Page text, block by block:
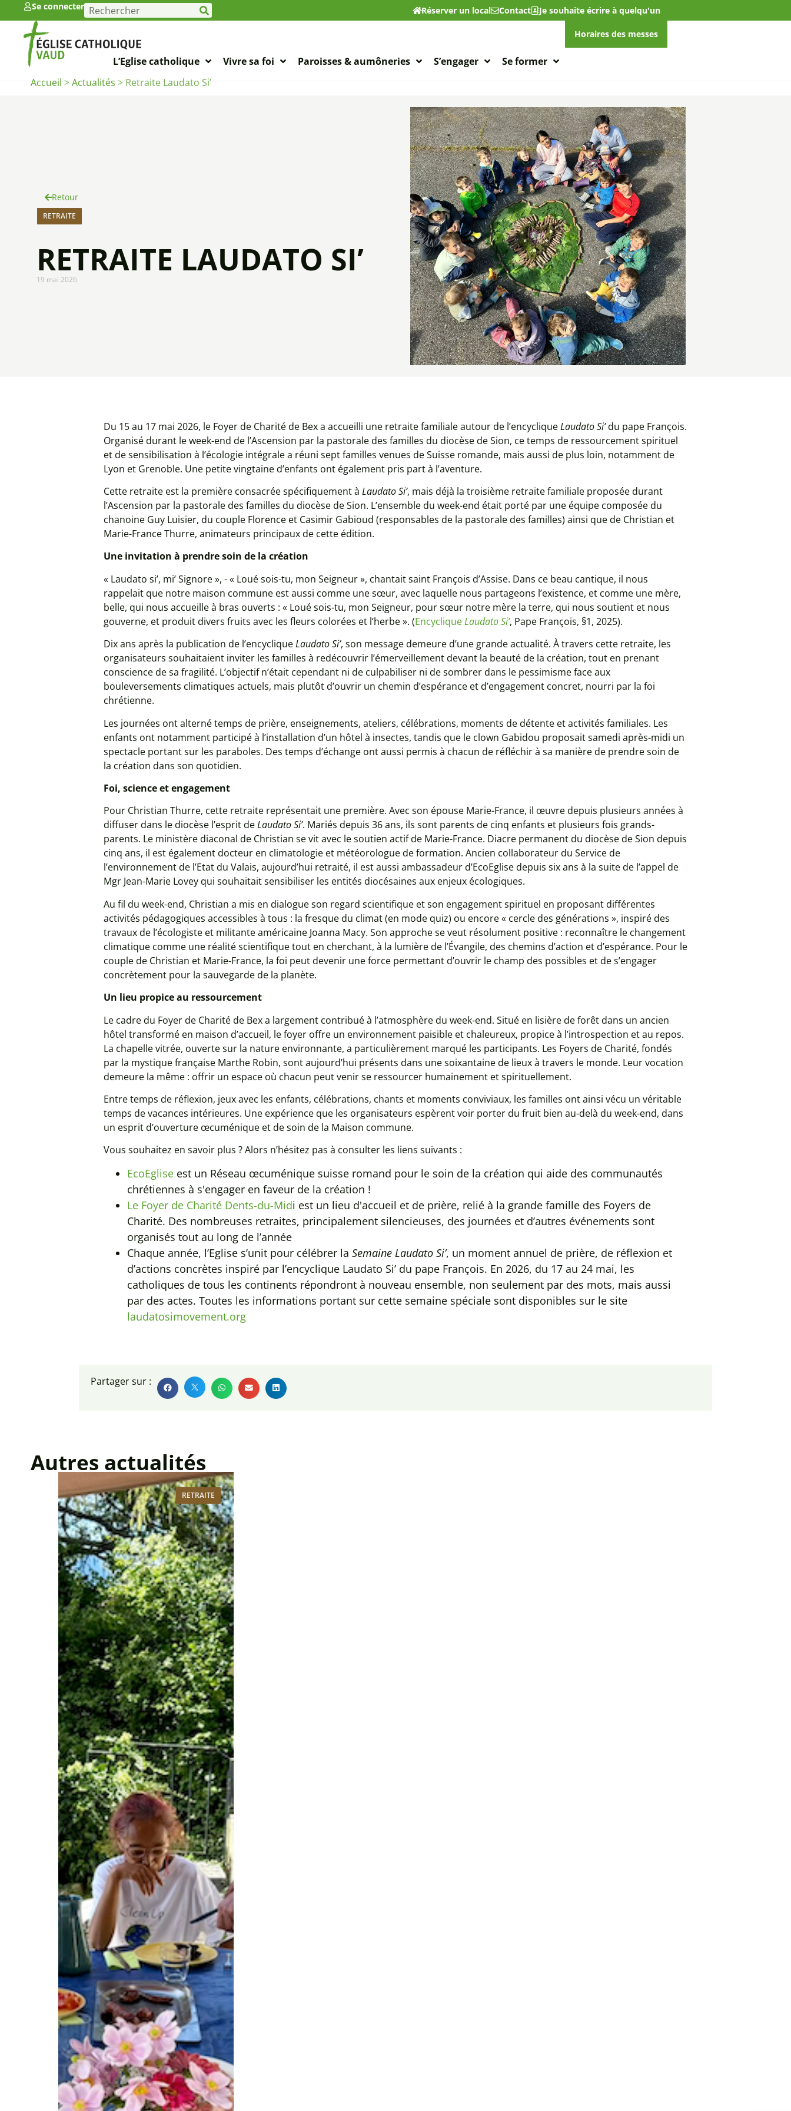
Se connecter Réserver un local Contact Je souhaite écrire à quelqu'un
L’Eglise catholique Vivre sa foi Paroisses & aumôneries S’engager Se former
Horaires des messes
Accueil >Actualités > Retraite Laudato Si’
Retour
RETRAITE
RETRAITE LAUDATO SI’
19 mai 2026
Du 15 au 17 mai 2026, le Foyer de Charité de Bex a accueilli une retraite familiale autour de l’encycliqueLaudato Si’du pape François.
Organisé durant le week-end de l’Ascension par la pastorale des familles du diocèse de Sion, ce temps de ressourcement spirituel
et de sensibilisation à l’écologie intégrale a réuni sept familles venues de Suisse romande, mais aussi de plus loin, notamment de
Lyon et Grenoble. Une petite vingtaine d’enfants ont également pris part à l’aventure.
Cette retraite est la première consacrée spécifiquement à Laudato Si’, mais déjà la troisième retraite familiale proposée durant
l’Ascension par la pastorale des familles du diocèse de Sion. L’ensemble du week-end était porté par une équipe composée du
chanoine Guy Luisier, du couple Florence et Casimir Gabioud (responsables de la pastorale des familles) ainsi que de Christian et
Marie-France Thurre, animateurs principaux de cette édition.
Une invitation à prendre soin de la création
« Laudato si’, mi’ Signore », - « Loué sois-tu, mon Seigneur », chantait saint François d’Assise. Dans ce beau cantique, il nous
rappelait que notre maison commune est aussi comme une sœur, avec laquelle nous partageons l’existence, et comme une mère,
belle, qui nous accueille à bras ouverts : « Loué sois-tu, mon Seigneur, pour sœur notre mère la terre, qui nous soutient et nous
gouverne, et produit divers fruits avec les fleurs colorées et l’herbe ». (EncycliqueLaudato Si’, Pape François, §1, 2025).
Dix ans après la publication de l’encycliqueLaudato Si’, son message demeure d’une grande actualité. À travers cette retraite, les
organisateurs souhaitaient inviter les familles à redécouvrir l’émerveillement devant la beauté de la création, tout en prenant
conscience de sa fragilité. L’objectif n’était cependant ni de culpabiliser ni de sombrer dans le pessimisme face aux
bouleversements climatiques actuels, mais plutôt d’ouvrir un chemin d’espérance et d’engagement concret, nourri par la foi
chrétienne.
Les journées ont alterné temps de prière, enseignements, ateliers, célébrations, moments de détente et activités familiales. Les
enfants ont notamment participé à l’installation d’un hôtel à insectes, tandis que le clown Gabidou proposait samedi après-midi un
spectacle portant sur les paraboles. Des temps d’échange ont aussi permis à chacun de réfléchir à sa manière de prendre soin de
la création dans son quotidien.
Foi, science et engagement
Pour Christian Thurre, cette retraite représentait une première. Avec son épouse Marie-France, il œuvre depuis plusieurs années à
diffuser dans le diocèse l’esprit deLaudato Si’. Mariés depuis 36 ans, ils sont parents de cinq enfants et plusieurs fois grands-
parents. Le ministère diaconal de Christian se vit avec le soutien actif de Marie-France. Diacre permanent du diocèse de Sion depuis
cinq ans, il est également docteur en climatologie et météorologue de formation. Ancien collaborateur du Service de
l’environnement de l’Etat du Valais, aujourd’hui retraité, il est aussi ambassadeur d’EcoEglise depuis six ans à la suite de l’appel de
Mgr Jean-Marie Lovey qui souhaitait sensibiliser les entités diocésaines aux enjeux écologiques.
Au fil du week-end, Christian a mis en dialogue son regard scientifique et son engagement spirituel en proposant différentes
activités pédagogiques accessibles à tous : la fresque du climat (en mode quiz) ou encore « cercle des générations », inspiré des
travaux de l’écologiste et militante américaine Joanna Macy. Son approche se veut résolument positive : reconnaître le changement
climatique comme une réalité scientifique tout en cherchant, à la lumière de l’Évangile, des chemins d’action et d’espérance. Pour le
couple de Christian et Marie-France, la foi peut devenir une force permettant d’ouvrir le champ des possibles et de s’engager
concrètement pour la sauvegarde de la planète.
Un lieu propice au ressourcement
Le cadre du Foyer de Charité de Bex a largement contribué à l’atmosphère du week-end. Situé en lisière de forêt dans un ancien
hôtel transformé en maison d’accueil, le foyer offre un environnement paisible et chaleureux, propice à l’introspection et au repos.
La chapelle vitrée, ouverte sur la nature environnante, a particulièrement marqué les participants. Les Foyers de Charité, fondés
par la mystique française Marthe Robin, sont aujourd’hui présents dans une soixantaine de lieux à travers le monde. Leur vocation
demeure la même : offrir un espace où chacun peut venir se ressourcer humainement et spirituellement.
Entre temps de réflexion, jeux avec les enfants, célébrations, chants et moments conviviaux, les familles ont ainsi vécu un véritable
temps de vacances intérieures. Une expérience que les organisateurs espèrent voir porter du fruit bien au-delà du week-end, dans
un esprit d’ouverture œcuménique et de soin de la Maison commune.
Vous souhaitez en savoir plus ? Alors n’hésitez pas à consulter les liens suivants :
EcoEglise est un Réseau œcuménique suisse romand pour le soin de la création qui aide des communautés
chrétiennes à s'engager en faveur de la création !
Le Foyer de Charité Dents-du-Midi est un lieu d'accueil et de prière, relié à la grande famille des Foyers de
Charité. Des nombreuses retraites, principalement silencieuses, des journées et d’autres événements sont
organisés tout au long de l’année
Chaque année, l’Eglise s’unit pour célébrer la Semaine Laudato Si’, un moment annuel de prière, de réflexion et
d’actions concrètes inspiré par l’encyclique Laudato Si’ du pape François. En 2026, du 17 au 24 mai, les
catholiques de tous les continents répondront à nouveau ensemble, non seulement par des mots, mais aussi
par des actes. Toutes les informations portant sur cette semaine spéciale sont disponibles sur le site
laudatosimovement.org
Partager sur :
Autres actualités
RETRAITE